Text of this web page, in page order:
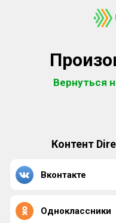
Вернуться
Контент
Вконтакте
Одноклассники